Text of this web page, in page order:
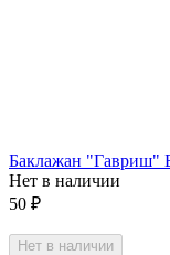
Баклажан "Гавриш"
Нет в наличии
50 ₽
Нет в наличии